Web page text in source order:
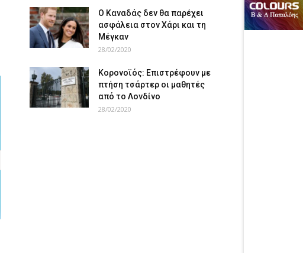
Ο Καναδάς δεν θα παρέχει
ασφάλεια στον Χάρι και τη
Μέγκαν
28/02/2020
Κορονοϊός: Επιστρέφουν με
πτήση τσάρτερ οι μαθητές
από το Λονδίνο
28/02/2020